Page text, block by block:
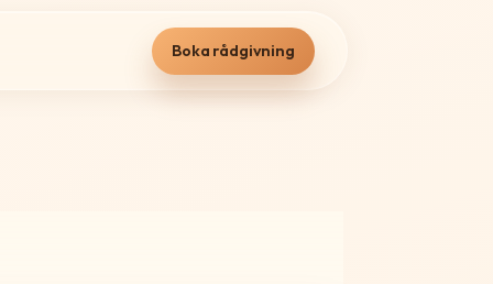
Boka rådgivning